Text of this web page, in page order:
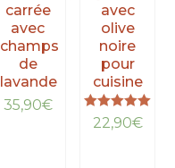
carrée
avec
champs
de
lavande
35,90€
avec
olive
noire
pour
cuisine
Note
5.00
22,90€